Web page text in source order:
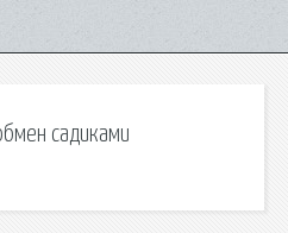
садиками